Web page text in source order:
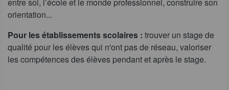
orientation...
Pour les établissements scolaires : trouver un stage de
qualité pour les élèves qui n'ont pas de réseau, valoriser
les compétences des élèves pendant et après le stage.